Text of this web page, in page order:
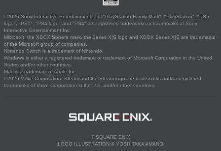
©2026 Sony Interactive Entertainment LLC."PlayStation Family Mark", "PlayStation", "PS5
logo", "PS5", "PS4 logo" and "PS4" are registered trademarks or trademarks of Sony
Interactive Entertainment Inc.
Microsoft, the XBOX Sphere mark, the Series X|S logo and XBOX Series X|S are trademarks
of the Microsoft group of companies.
Nintendo Switch is a trademark of Nintendo.
Windows is either a registered trademark or trademark of Microsoft Corporation in the United
States and/or other countries.
Mac is a trademark of Apple Inc.
©2026 Valve Corporation. Steam and the Steam logo are trademarks and/or registered
trademarks of Valve Corporation in the U.S. and/or other countries.
© SQUARE ENIX
LOGO ILLUSTRATION:© YOSHITAKA AMANO